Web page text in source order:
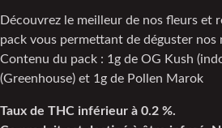
Découvrez le meilleur de nos fleurs et
pack vous permettant de déguster nos
Contenu du pack : 1g de OG Kush
(Greenhouse) et 1g de Pollen Marok
Taux de THC inférieur à 0.2 %.